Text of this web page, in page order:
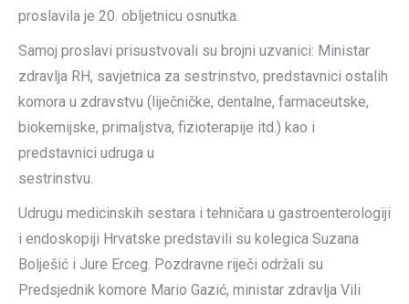
proslavila je 20. obljetnicu osnutka.
Samoj proslavi prisustvovali su brojni uzvanici: Ministar
zdravlja RH, savjetnica za sestrinstvo, predstavnici ostalih
komora u zdravstvu (liječničke, dentalne, farmaceutske,
biokemijske, primaljstva, fizioterapije itd.) kao i
predstavnici udruga u
sestrinstvu.
Udrugu medicinskih sestara i tehničara u gastroenterologiji
i endoskopiji Hrvatske predstavili su kolegica Suzana
Bolješić i Jure Erceg. Pozdravne riječi održali su
Predsjednik komore Mario Gazić, ministar zdravlja Vili